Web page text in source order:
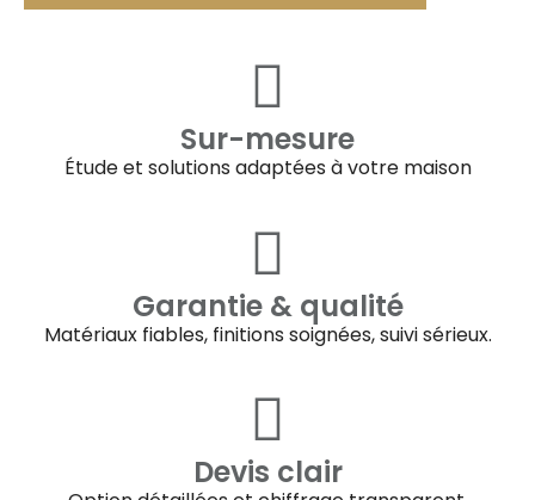
Sur-mesure
Étude et solutions adaptées à votre maison
Garantie & qualité
Matériaux fiables, finitions soignées, suivi sérieux.
Devis clair